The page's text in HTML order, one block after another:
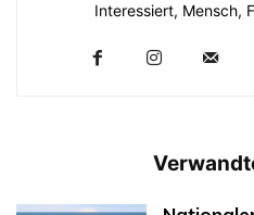
Interessiert, Mensch,